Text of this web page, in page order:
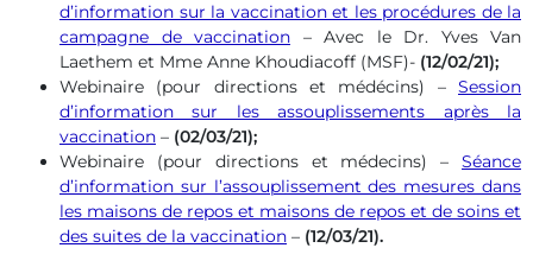
d’information sur la vaccination et les procédures de la
campagne de vaccination – Avec le Dr. Yves Van
Laethem et Mme Anne Khoudiacoff (MSF)- (12/02/21);
Webinaire (pour directions et médécins) – Session
d’information sur les assouplissements après la
vaccination – (02/03/21);
Webinaire (pour directions et médecins) – Séance
d’information sur l’assouplissement des mesures dans
les maisons de repos et maisons de repos et de soins et
des suites de la vaccination – (12/03/21).